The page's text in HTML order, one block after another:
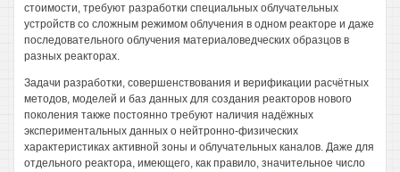
стоимости, требуют разработки специальных облучательных
устройств со сложным режимом облучения в одном реакторе и даже
последовательного облучения материаловедческих образцов в
разных реакторах.
Задачи разработки, совершенствования и верификации расчётных
методов, моделей и баз данных для создания реакторов нового
поколения также постоянно требуют наличия надёжных
экспериментальных данных о нейтронно-физических
характеристиках активной зоны и облучательных каналов. Даже для
отдельного реактора, имеющего, как правило, значительное число